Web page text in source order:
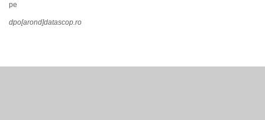
pe
dpo[arond]datascop.ro